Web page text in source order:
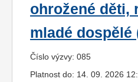
ohrožené děti,
mladé dospělé
Číslo výzvy: 085
Platnost do: 14. 09. 2026